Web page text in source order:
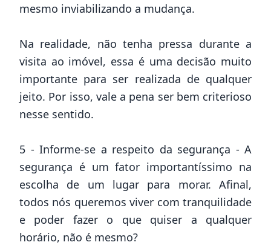
mesmo inviabilizando a mudança.
Na realidade, não tenha pressa durante a
visita ao imóvel, essa é uma decisão muito
importante para ser realizada de qualquer
jeito. Por isso, vale a pena ser bem criterioso
nesse sentido.
5 - Informe-se a respeito da segurança - A
segurança é um fator importantíssimo na
escolha de um lugar para morar. Afinal,
todos nós queremos viver com tranquilidade
e poder fazer o que quiser a qualquer
horário, não é mesmo?